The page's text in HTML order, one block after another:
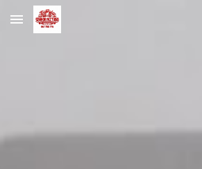
Skip to main content